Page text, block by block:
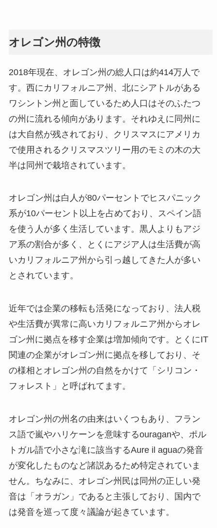
オレゴン州の特徴
2018年現在、オレゴン州の総人口は約414万人で
す。西にカリフォルニア州、北にシアトルがある
ワシントン州と面しているため人口はそのふたつ
の州に流れる傾向があります。それゆえに同州に
は大自然が残されており、クリスマスにアメリカ
で使用されるクリスマスツリー用のモミの木の大
半は同州で栽培されています。
オレゴン州は白人が80パーセントでヒスパニック
系が10パーセント以上を占めており、スペイン語
を使う人が多く生活しています。黒人よりもアジ
ア系の割合が多く、とくにアジア人は生活費が高
いカリフォルニア州から引っ越してきた人が多い
とされています。
近年では企業の移転も活発になっており、法人税
や生活費が異常に高いカリフォルニア州からオレ
ゴン州に拠点を移す企業は増加傾向です。とくにIT
関連の企業がオレゴン州に拠点を移しており、そ
の様相とオレゴン州の自然をかけて「シリコン・
フォレスト」と呼ばれてます。
オレゴン州の州名の由来はいくつもあり、フラン
ス語で嵐やハリケーンを意味するouraganや、ポル
トガル語で小さな滝に該当するAure il aguaの発音
が変化したものなど諸説あるため特定されていま
せん。ちなみに、オレゴン州民は同州の正しい発
音は「オラガン」であると主張しており、国内で
は発音を巡って度々議論が起きています。